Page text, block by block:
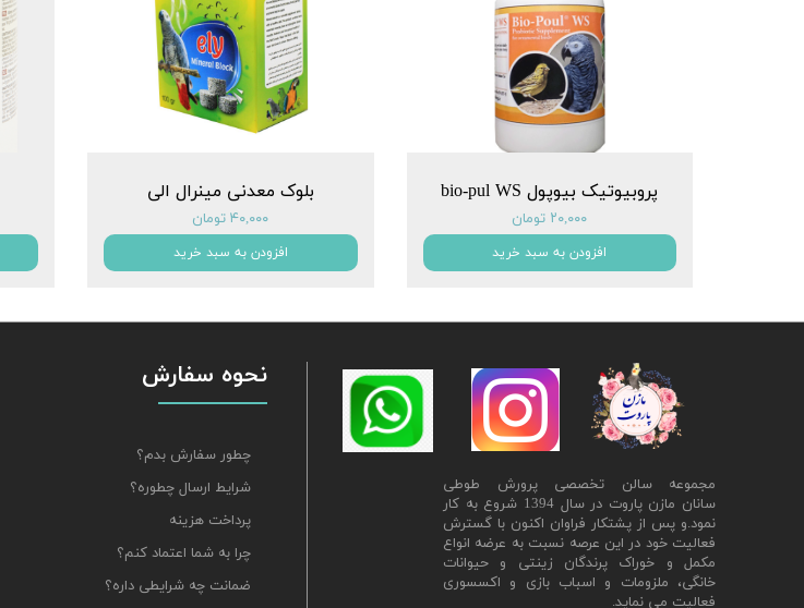
پروبیوتیک بیوپول bio-pul WS
۲۰,۰۰۰ تومان
افزودن به سبد خرید
بلوک معدنی مینرال الی
۴۰,۰۰۰ تومان
افزودن به سبد خرید
مجموعه سالن تخصصی پرورش طوطی
سانان مازن پاروت در سال 1394 شروع به کار
نمود.و پس از پشتکار فراوان اکنون با گسترش
فعالیت خود در این عرصه نسبت به عرضه انواع
مکمل و خوراک پرندگان زینتی و حیوانات
خانگی، ملزومات و اسباب بازی و اکسسوری
فعالیت می نماید.
نحوه سفارش
چطور سفارش بدم؟
شرایط ارسال چطوره؟
پرداخت هزینه
چرا به شما اعتماد کنم؟
ضمانت چه شرایطی داره؟